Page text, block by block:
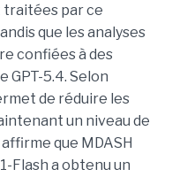
traitées par ce
que les analyses
confiées à des
GPT-5.4. Selon
de réduire les
un niveau de
que MDASH
Flash a obtenu un